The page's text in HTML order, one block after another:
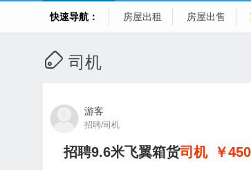
快速导航： 房屋出租 房屋出售
司机
游客
招聘/司机
招聘9.6米飞翼箱货司机 ￥